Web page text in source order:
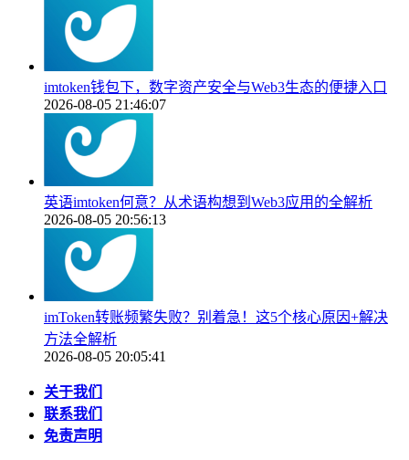
imtoken钱包下，数字资产安全与Web3生态的便捷入口
2026-08-05 21:46:07
英语imtoken何意？从术语构想到Web3应用的全解析
2026-08-05 20:56:13
imToken转账频繁失败？别着急！这5个核心原因+解决
方法全解析
2026-08-05 20:05:41
关于我们
联系我们
免责声明